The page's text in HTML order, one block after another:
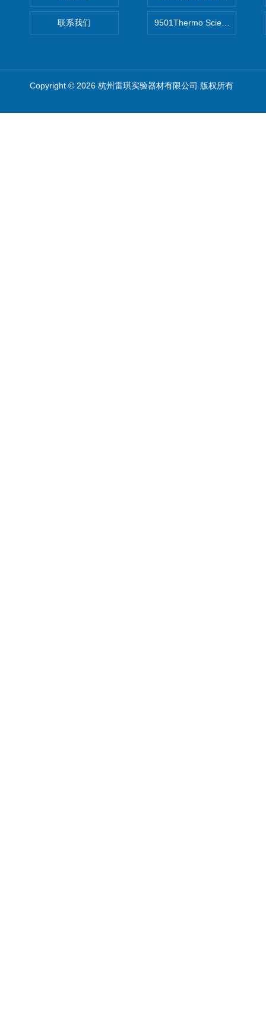
联系我们 9501Thermo Scientific S1移
Copyright © 2026 杭州雷琪实验器材有限公司 版权所有